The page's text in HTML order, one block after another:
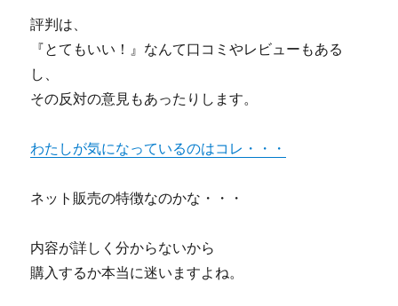
評判は、
『とてもいい！』なんて口コミやレビューもある
し、
その反対の意見もあったりします。
わたしが気になっているのはコレ・・・
ネット販売の特徴なのかな・・・
内容が詳しく分からないから
購入するか本当に迷いますよね。